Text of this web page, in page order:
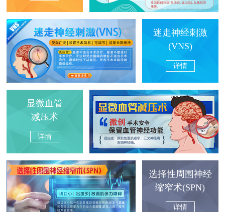
迷走神经刺激
(VNS)
详情
显微血管
减压术
详情
选择性周围神经
缩窄术(SPN)
详情